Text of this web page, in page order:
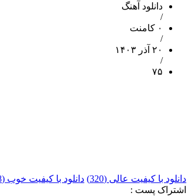
دانلود آهنگ
/
۰ کامنت
/
۲۰ آذر ۱۴۰۳
/
۷۵
دانلود با کیفیت عالی (320) دانلود با کیفیت خوب (128)
اشتراک پست :